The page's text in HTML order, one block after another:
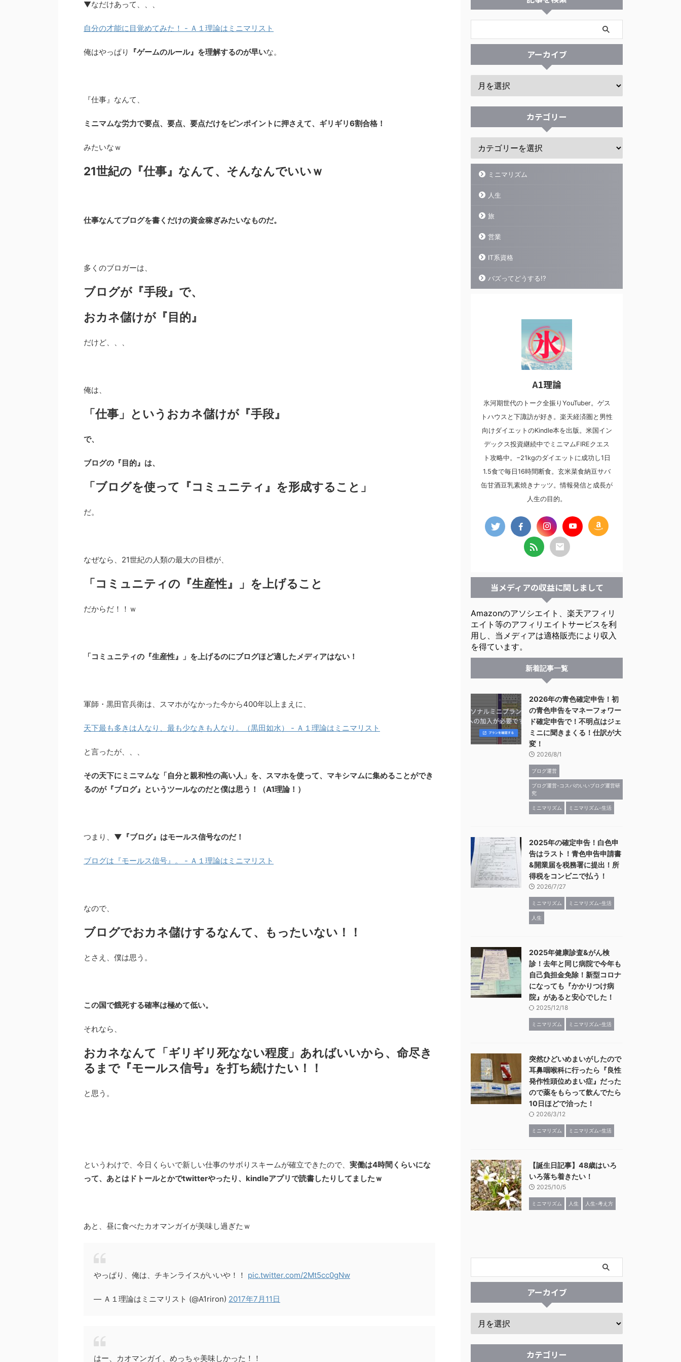
▼なだけあって、、、
自分の才能に目覚めてみた！ - Ａ１理論はミニマリスト
俺はやっぱり 『ゲームのルール』を理解するのが早いな。
『仕事』なんて、
ミニマムな労力で要点、要点、要点だけをピンポイントに押さえて、ギリギリ6割合格！
みたいなｗ
21世紀の『仕事』なんて、そんなんでいいｗ
仕事なんてブログを書くだけの資金稼ぎみたいなものだ。
多くのブロガーは、
ブログが『手段』で、
おカネ儲けが『目的』
だけど、、、
俺は、
「仕事」というおカネ儲けが『手段』
で、
ブログの『目的』は、
「ブログを使って『コミュニティ』を形成すること」
だ。
なぜなら、21世紀の人類の最大の目標が、
「コミュニティの『生産性』」を上げること
だからだ！！ｗ
「コミュニティの『生産性』」を上げるのにブログほど適したメディアはない！
軍師・黒田官兵衛は、スマホがなかった今から400年以上まえに、
天下最も多きは人なり、最も少なきも人なり。（黒田如水） - Ａ１理論はミニマリスト
と言ったが、、、
その天下にミニマムな「自分と親和性の高い人」を、スマホを使って、マキシマムに集めることができ
るのが『ブログ』というツールなのだと僕は思う！（A1理論！）
つまり、 ▼『ブログ』はモールス信号なのだ！
ブログは『モールス信号』。 - Ａ１理論はミニマリスト
なので、
ブログでおカネ儲けするなんて、もったいない！！
とさえ、僕は思う。
この国で餓死する確率は極めて低い。
それなら、
おカネなんて「ギリギリ死なない程度」あればいいから、命尽き
るまで『モールス信号』を打ち続けたい！！
と思う。
というわけで、今日くらいで新しい仕事のサボりスキームが確立できたので、 実働は4時間くらいにな
って、あとはドトールとかでtwitterやったり、kindleアプリで読書したりしてましたｗ
あと、昼に食べたカオマンガイが美味し過ぎたｗ
やっぱり、俺は、チキンライスがいいや！！ pic.twitter.com/2Mt5cc0gNw
— Ａ１理論はミニマリスト (@A1riron) 2017年7月11日
はー、カオマンガイ、めっちゃ美味しかった！！
アーカイブ
カテゴリー
ミニマリズム
人生
旅
営業
IT系資格
バズってどうする!?
A1理論
氷河期世代のトーク全振りYouTuber。ゲス
トハウスと下諏訪が好き。楽天経済圏と男性
向けダイエットのKindle本を出版。米国イン
デックス投資継続中でミニマムFIREクエス
ト攻略中。−21kgのダイエットに成功し1日
1.5食で毎日16時間断食。玄米菜食納豆サバ
缶甘酒豆乳素焼きナッツ。情報発信と成長が
人生の目的。
当メディアの収益に関しまして
Amazonのアソシエイト、楽天アフィリ
エイト等のアフィリエイトサービスを利
用し、当メディアは適格販売により収入
を得ています。
新着記事一覧
2026年の青色確定申告！初
の青色申告をマネーフォワー
ド確定申告で！不明点はジェ
ミニに聞きまくる！仕訳が大
変！
2026/8/1
ブログ運営
ブログ運営-コスパのいいブログ運営研
究
ミニマリズム ミニマリズム-生活
2025年の確定申告！白色申
告はラスト！青色申告申請書
&開業届を税務署に提出！所
得税をコンビニで払う！
2026/7/27
ミニマリズム ミニマリズム-生活
人生
2025年健康診査&がん検
診！去年と同じ病院で今年も
自己負担金免除！新型コロナ
になっても『かかりつけ病
院』があると安心でした！
2025/12/18
ミニマリズム ミニマリズム-生活
突然ひどいめまいがしたので
耳鼻咽喉科に行ったら『良性
発作性頭位めまい症』だった
ので薬をもらって飲んでたら
10日ほどで治った！
2026/3/12
ミニマリズム ミニマリズム-生活
【誕生日記事】48歳はいろ
いろ落ち着きたい！
2025/10/5
ミニマリズム 人生 人生-考え方
アーカイブ
カテゴリー